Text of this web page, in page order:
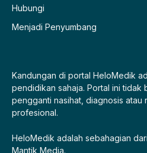
Hubungi
Menjadi Penyumbang
Kandungan di portal HeloMedik
pendidikan sahaja. Portal ini tidak
pengganti nasihat, diagnosis atau
profesional.
HeloMedik adalah sebahagian
Mantik Media.